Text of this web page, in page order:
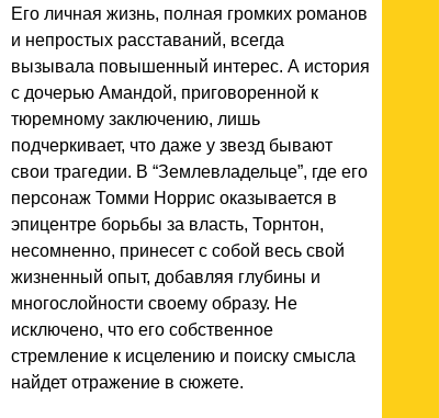
Его личная жизнь, полная громких романов
и непростых расставаний, всегда
вызывала повышенный интерес. А история
с дочерью Амандой, приговоренной к
тюремному заключению, лишь
подчеркивает, что даже у звезд бывают
свои трагедии. В “Землевладельце”, где его
персонаж Томми Норрис оказывается в
эпицентре борьбы за власть, Торнтон,
несомненно, принесет с собой весь свой
жизненный опыт, добавляя глубины и
многослойности своему образу. Не
исключено, что его собственное
стремление к исцелению и поиску смысла
найдет отражение в сюжете.